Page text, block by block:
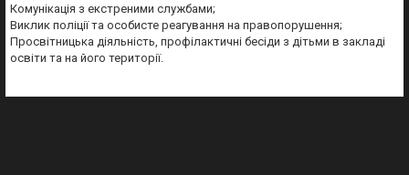
Комунікація з екстреними службами;
Виклик поліції та особисте реагування на правопорушення;
Просвітницька діяльність, профілактичні бесіди з дітьми в закладі
освіти та на його території.